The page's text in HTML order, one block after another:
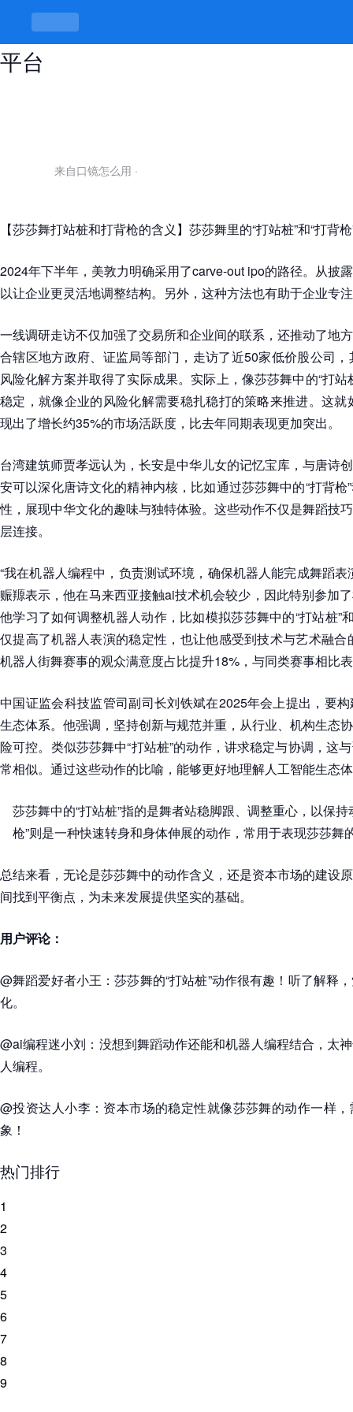
莎莎舞打站桩和打背枪的含义-凯发
平台
来自口镜怎么用 ·
【莎莎舞打站桩和打背枪的含义】莎莎舞里的“打站桩”和“打背
2024年下半年，美敦力明确采用了carve-out ipo的路径。从披
以让企业更灵活地调整结构。另外，这种方法也有助于企业专
一线调研走访不仅加强了交易所和企业间的联系，还推动了地
合辖区地方政府、证监局等部门，走访了近50家低价股公司
风险化解方案并取得了实际成果。实际上，像莎莎舞中的“打
稳定，就像企业的风险化解需要稳扎稳打的策略来推进。这
现出了增长约35%的市场活跃度，比去年同期表现更加突出。
台湾建筑师贾孝远认为，长安是中华儿女的记忆宝库，与唐诗
安可以深化唐诗文化的精神内核，比如通过莎莎舞中的“打背
性，展现中华文化的趣味与独特体验。这些动作不仅是舞蹈技
层连接。
“我在机器人编程中，负责测试环境，确保机器人能完成舞蹈
赈羱表示，他在马来西亚接触ai技术机会较少，因此特别参加
他学习了如何调整机器人动作，比如模拟莎莎舞中的“打站桩”
仅提高了机器人表演的稳定性，也让他感受到技术与艺术融
机器人街舞赛事的观众满意度占比提升18%，与同类赛事相比
中国证监会科技监管司副司长刘铁斌在2025年会上提出，要
生态体系。他强调，坚持创新与规范并重，从行业、机构生态
险可控。类似莎莎舞中“打站桩”的动作，讲求稳定与协调，这
常相似。通过这些动作的比喻，能够更好地理解人工智能生态
莎莎舞中的“打站桩”指的是舞者站稳脚跟、调整重心，以保
枪”则是一种快速转身和身体伸展的动作，常用于表现莎莎舞
总结来看，无论是莎莎舞中的动作含义，还是资本市场的建设
间找到平衡点，为未来发展提供坚实的基础。
用户评论：
@舞蹈爱好者小王：莎莎舞的“打站桩”动作很有趣！听了解释
化。
@ai编程迷小刘：没想到舞蹈动作还能和机器人编程结合，太
人编程。
@投资达人小李：资本市场的稳定性就像莎莎舞的动作一样
象！
热门排行
1
2
3
4
5
6
7
8
9